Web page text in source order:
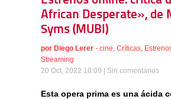
African Desperate», de
Syms (MUBI)
por Diego Lerer - cine Críticas
Streaming
20 Oct, 2022 10:09 | Sin comentarios
Esta opera prima es una ácida